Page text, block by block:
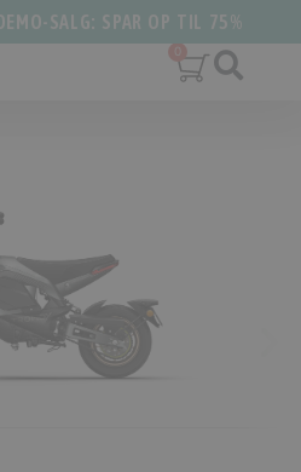
SALG: SPAR OP TIL 75%